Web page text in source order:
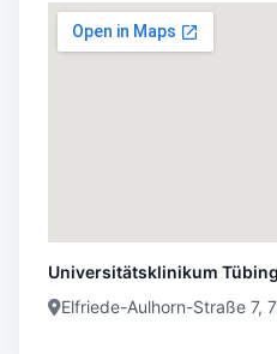
Universitätsklinikum
Elfriede-Aulhorn-Straße 7,